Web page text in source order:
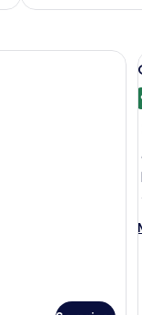
med en stor säng,